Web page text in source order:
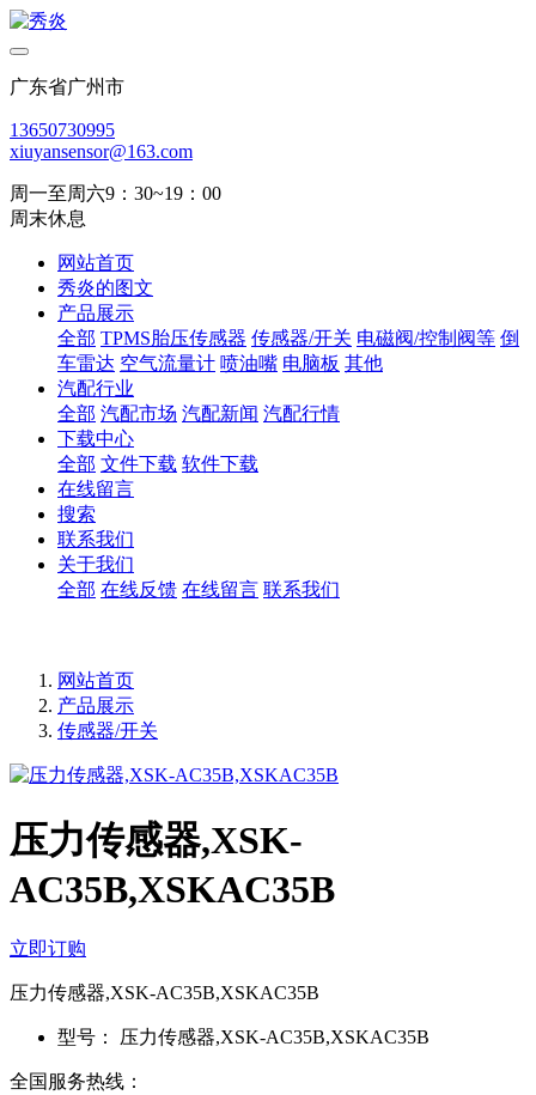
广东省广州市
13650730995
xiuyansensor@163.com
周一至周六9：30~19：00
周末休息
网站首页
秀炎的图文
产品展示
全部 TPMS胎压传感器 传感器/开关 电磁阀/控制阀等 倒
车雷达 空气流量计 喷油嘴 电脑板 其他
汽配行业
全部 汽配市场 汽配新闻 汽配行情
下载中心
全部 文件下载 软件下载
在线留言
搜索
联系我们
关于我们
全部 在线反馈 在线留言 联系我们
网站首页
产品展示
传感器/开关
压力传感器,XSK-
AC35B,XSKAC35B
立即订购
压力传感器,XSK-AC35B,XSKAC35B
型号： 压力传感器,XSK-AC35B,XSKAC35B
全国服务热线：